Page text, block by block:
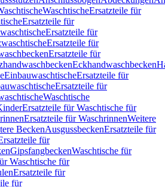
WaschtischeErsatzteile für
Ersatzteile für
Ersatzteile für
Ersatzteile für
Ersatzteile für
Eckhandwaschbecken
EinbauwaschtischeErsatzteile für
Ersatzteile für
Waschtische
Ersatzteile für Waschtische für
Ersatzteile für WaschrinnenWeitere
BeckenAusgussbeckenErsatzteile für
für
GipsfangbeckenWaschtische für
Waschtische für
Ersatzteile für
für